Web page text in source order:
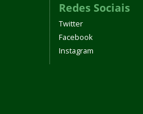
Redes Sociais
Twitter
Facebook
Instagram